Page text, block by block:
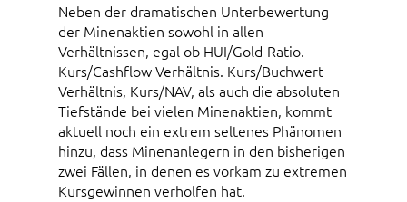
Neben der dramatischen Unterbewertung
der Minenaktien sowohl in allen
Verhältnissen, egal ob HUI/Gold-Ratio.
Kurs/Cashflow Verhältnis. Kurs/Buchwert
Verhältnis, Kurs/NAV, als auch die absoluten
Tiefstände bei vielen Minenaktien, kommt
aktuell noch ein extrem seltenes Phänomen
hinzu, dass Minenanlegern in den bisherigen
zwei Fällen, in denen es vorkam zu extremen
Kursgewinnen verholfen hat.